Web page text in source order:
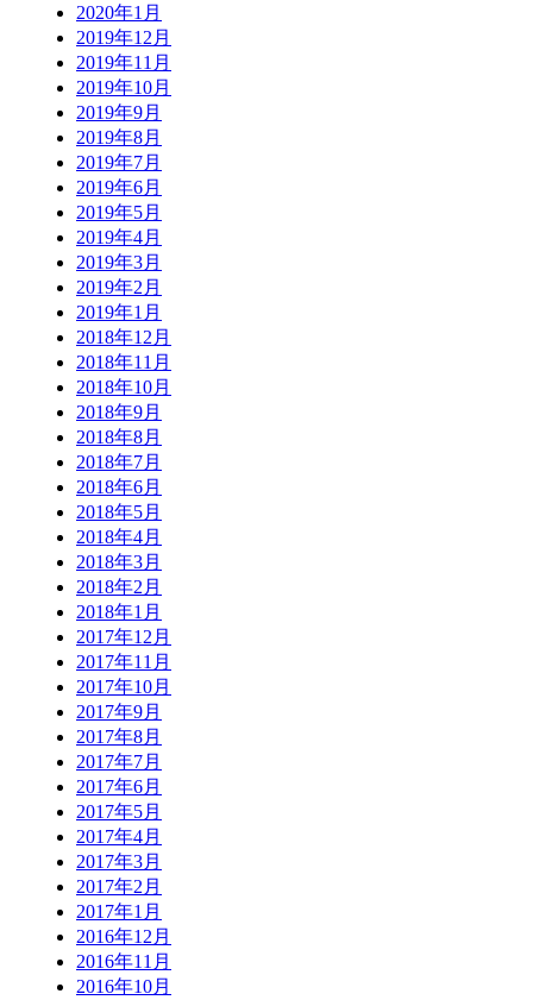
2020年1月
2019年12月
2019年11月
2019年10月
2019年9月
2019年8月
2019年7月
2019年6月
2019年5月
2019年4月
2019年3月
2019年2月
2019年1月
2018年12月
2018年11月
2018年10月
2018年9月
2018年8月
2018年7月
2018年6月
2018年5月
2018年4月
2018年3月
2018年2月
2018年1月
2017年12月
2017年11月
2017年10月
2017年9月
2017年8月
2017年7月
2017年6月
2017年5月
2017年4月
2017年3月
2017年2月
2017年1月
2016年12月
2016年11月
2016年10月